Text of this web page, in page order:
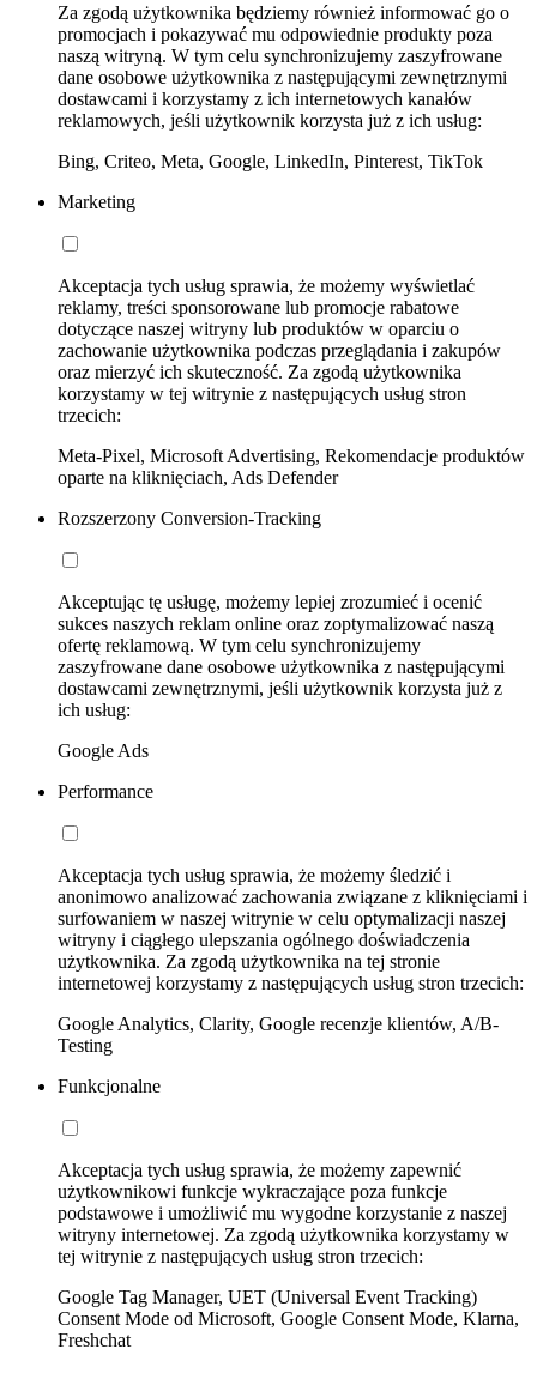
Za zgodą użytkownika będziemy również informować go o
promocjach i pokazywać mu odpowiednie produkty poza
naszą witryną. W tym celu synchronizujemy zaszyfrowane
dane osobowe użytkownika z następującymi zewnętrznymi
dostawcami i korzystamy z ich internetowych kanałów
reklamowych, jeśli użytkownik korzysta już z ich usług:
Bing, Criteo, Meta, Google, LinkedIn, Pinterest, TikTok
Marketing
Akceptacja tych usług sprawia, że możemy wyświetlać
reklamy, treści sponsorowane lub promocje rabatowe
dotyczące naszej witryny lub produktów w oparciu o
zachowanie użytkownika podczas przeglądania i zakupów
oraz mierzyć ich skuteczność. Za zgodą użytkownika
korzystamy w tej witrynie z następujących usług stron
trzecich:
Meta-Pixel, Microsoft Advertising, Rekomendacje produktów
oparte na kliknięciach, Ads Defender
Rozszerzony Conversion-Tracking
Akceptując tę usługę, możemy lepiej zrozumieć i ocenić
sukces naszych reklam online oraz zoptymalizować naszą
ofertę reklamową. W tym celu synchronizujemy
zaszyfrowane dane osobowe użytkownika z następującymi
dostawcami zewnętrznymi, jeśli użytkownik korzysta już z
ich usług:
Google Ads
Performance
Akceptacja tych usług sprawia, że możemy śledzić i
anonimowo analizować zachowania związane z kliknięciami i
surfowaniem w naszej witrynie w celu optymalizacji naszej
witryny i ciągłego ulepszania ogólnego doświadczenia
użytkownika. Za zgodą użytkownika na tej stronie
internetowej korzystamy z następujących usług stron trzecich:
Google Analytics, Clarity, Google recenzje klientów, A/B-
Testing
Funkcjonalne
Akceptacja tych usług sprawia, że możemy zapewnić
użytkownikowi funkcje wykraczające poza funkcje
podstawowe i umożliwić mu wygodne korzystanie z naszej
witryny internetowej. Za zgodą użytkownika korzystamy w
tej witrynie z następujących usług stron trzecich:
Google Tag Manager, UET (Universal Event Tracking)
Consent Mode od Microsoft, Google Consent Mode, Klarna,
Freshchat